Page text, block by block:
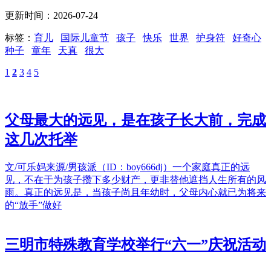
更新时间：2026-07-24
标签： 育儿 国际儿童节 孩子 快乐 世界 护身符
好奇心
种子
童年 天真 很大
1 2 3 4 5
父母最大的远见，是在孩子长大前，完成
这几次托举
文/可乐妈来源/男孩派（ID：boy666dj）一个家庭真正的远
见，不在于为孩子攒下多少财产，更非替他遮挡人生所有的风
雨。真正的远见是，当孩子尚且年幼时，父母内心就已为将来
的“放手”做好
三明市特殊教育学校举行“六一”庆祝活动